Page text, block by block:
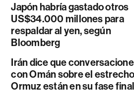
Japón habría gastado otros
US$34.000 millones para
respaldar al yen, según
Bloomberg
Irán dice que
con Omán sobre el
Ormuz están en su fase final